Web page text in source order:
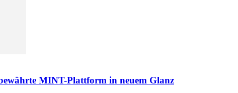
MINT-Plattform in neuem Glanz